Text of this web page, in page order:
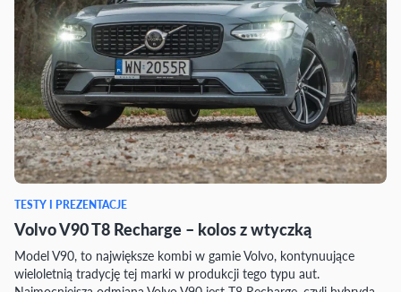
TESTY I PREZENTACJE
Volvo V90 T8 Recharge – kolos z wtyczką
Model V90, to największe kombi w gamie Volvo, kontynuujące
wieloletnią tradycję tej marki w produkcji tego typu aut.